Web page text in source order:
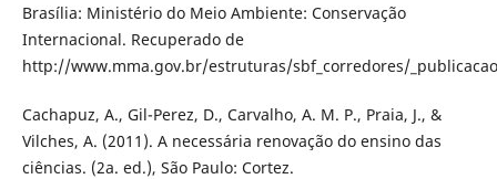
Brasília: Ministério do Meio Ambiente: Conservação
Internacional. Recuperado de
http://www.mma.gov.br/estruturas/sbf_corredores/
Cachapuz, A., Gil-Perez, D., Carvalho, A. M. P., Praia, J., &
Vilches, A. (2011). A necessária renovação do ensino das
ciências. (2a. ed.), São Paulo: Cortez.